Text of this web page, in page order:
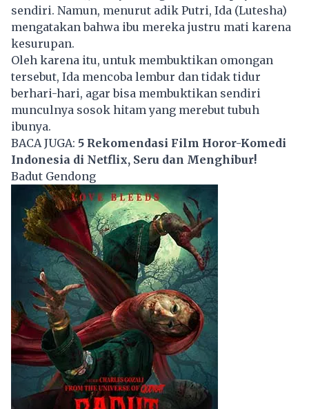
sendiri. Namun, menurut adik Putri, Ida (Lutesha)
mengatakan bahwa ibu mereka justru mati karena
kesurupan.
Oleh karena itu, untuk membuktikan omongan
tersebut, Ida mencoba lembur dan tidak tidur
berhari-hari, agar bisa membuktikan sendiri
munculnya sosok hitam yang merebut tubuh
ibunya.
BACA JUGA: 5 Rekomendasi Film Horor-Komedi
Indonesia di Netflix, Seru dan Menghibur!
Badut Gendong